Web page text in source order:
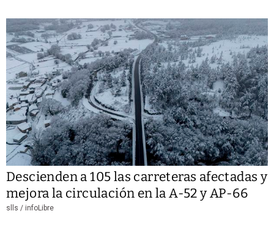
Descienden a 105 las carreteras afectadas y
mejora la circulación en la A-52 y AP-66
slls / infoLibre